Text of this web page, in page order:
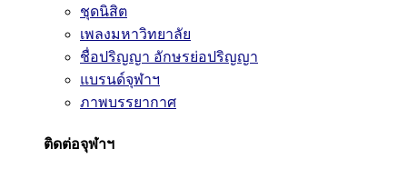
ชุดนิสิต
เพลงมหาวิทยาลัย
ชื่อปริญญา อักษรย่อปริญญา
แบรนด์จุฬาฯ
ภาพบรรยากาศ
ติดต่อจุฬาฯ